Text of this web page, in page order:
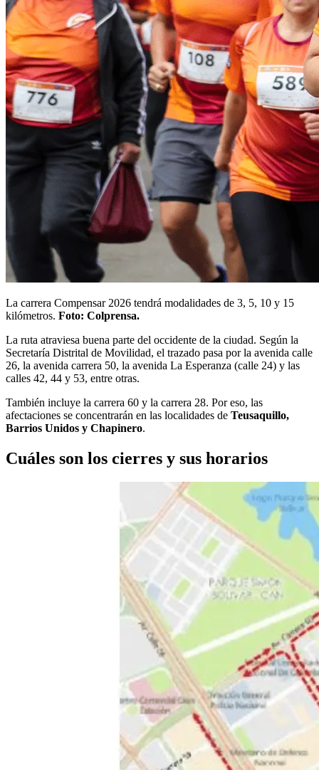
La carrera Compensar 2026 tendrá modalidades de 3, 5, 10 y 15
kilómetros. Foto: Colprensa.
La ruta atraviesa buena parte del occidente de la ciudad. Según la
Secretaría Distrital de Movilidad, el trazado pasa por la avenida calle
26, la avenida carrera 50, la avenida La Esperanza (calle 24) y las
calles 42, 44 y 53, entre otras.
También incluye la carrera 60 y la carrera 28. Por eso, las
afectaciones se concentrarán en las localidades de Teusaquillo,
Barrios Unidos y Chapinero.
Cuáles son los cierres y sus horarios